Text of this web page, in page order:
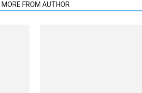
MORE FROM AUTHOR